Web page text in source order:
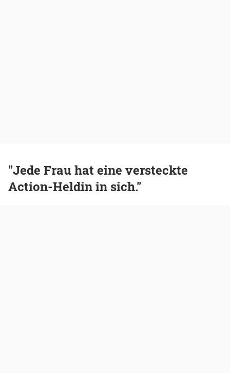
"Jede Frau hat eine versteckte
Action-Heldin in sich."